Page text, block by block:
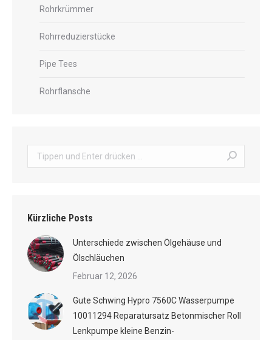
Rohrkrümmer
Rohrreduzierstücke
Pipe Tees
Rohrflansche
Suche:
Kürzliche Posts
Unterschiede zwischen Ölgehäuse und
Ölschläuchen
Februar 12, 2026
Gute Schwing Hypro 7560C Wasserpumpe
10011294 Reparatursatz Betonmischer Roll
Lenkpumpe kleine Benzin-